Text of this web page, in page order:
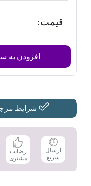
قیمت:
افزودن به
شرایط
ارسال
سریع
رضایت
مشتری